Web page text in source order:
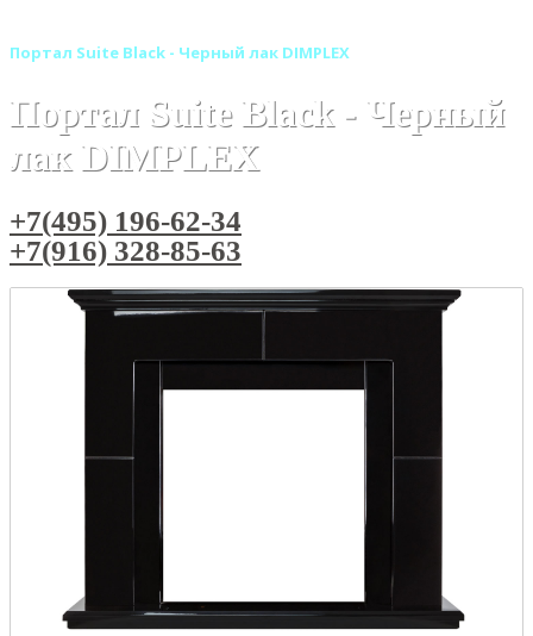
Портал Suite Black - Черный лак DIMPLEX
Портал Suite Black - Черный
лак DIMPLEX
+7(495) 196-62-34
+7(916) 328-85-63